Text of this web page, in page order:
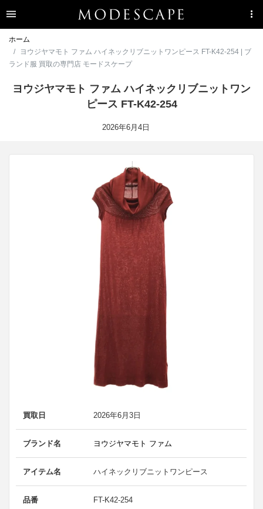
ホーム
ヨウジヤマモト ファム ハイネックリブニットワンピース FT-K42-254 | ブ
ランド服 買取の専門店 モードスケープ
ヨウジヤマモト ファム ハイネックリブニットワン
ピース FT-K42-254
2026年6月4日
買取日 2026年6月3日
ブランド名 ヨウジヤマモト ファム
アイテム名 ハイネックリブニットワンピース
品番 FT-K42-254